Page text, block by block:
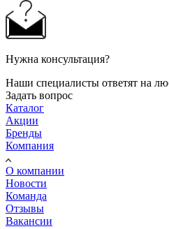
Нужна консультация?
Наши специалисты ответят на
Задать вопрос
Каталог
Акции
Бренды
Компания
О компании
Новости
Команда
Отзывы
Вакансии